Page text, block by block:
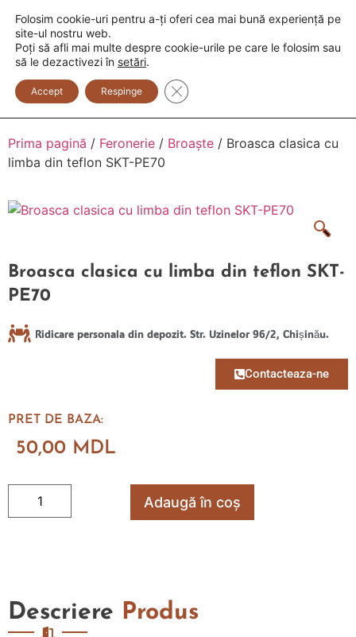
+373 600 888 33 +373 600 888 44
0
Prima pagină / Feronerie / Broaște / Broasca clasica cu
limba din teflon SKT-PE70
Broasca clasica cu limba din teflon SKT-
PE70
Ridicare personala din depozit. Str. Uzinelor 96/2, Chișinău.
Contacteaza-ne
PRET DE BAZA:
50,00 MDL
Adaugă în coș
Descriere Produs
Folosim cookie-uri pentru a-ți oferi cea mai bună experiență pe
site-ul nostru web.
Poți să afli mai multe despre cookie-urile pe care le folosim sau
să le dezactivezi în setări.
Accept Respinge Close GDPR Cookie Banner